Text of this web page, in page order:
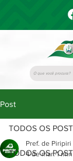
Post
TODOS OS
TODOS OS
Pref. de Piripiri
4 de mar. 1